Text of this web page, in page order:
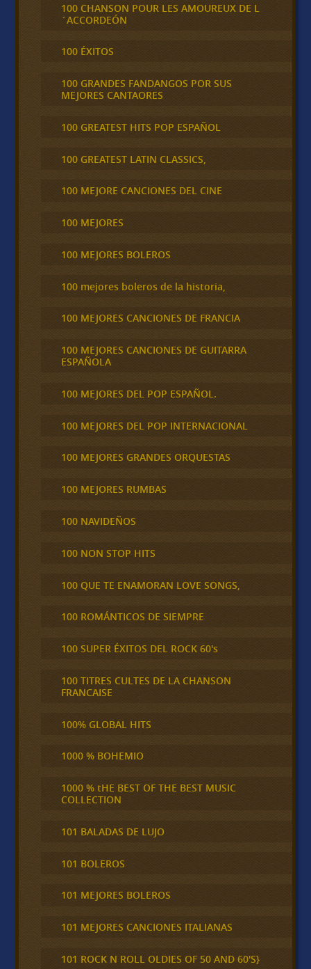
100 CHANSON POUR LES AMOUREUX DE L
´ACCORDEÓN
100 ÉXITOS
100 GRANDES FANDANGOS POR SUS
MEJORES CANTAORES
100 GREATEST HITS POP ESPAÑOL
100 GREATEST LATIN CLASSICS,
100 MEJORE CANCIONES DEL CINE
100 MEJORES
100 MEJORES BOLEROS
100 mejores boleros de la historia,
100 MEJORES CANCIONES DE FRANCIA
100 MEJORES CANCIONES DE GUITARRA
ESPAÑOLA
100 MEJORES DEL POP ESPAÑOL.
100 MEJORES DEL POP INTERNACIONAL
100 MEJORES GRANDES ORQUESTAS
100 MEJORES RUMBAS
100 NAVIDEÑOS
100 NON STOP HITS
100 QUE TE ENAMORAN LOVE SONGS,
100 ROMÁNTICOS DE SIEMPRE
100 SUPER ÉXITOS DEL ROCK 60's
100 TITRES CULTES DE LA CHANSON
FRANCAISE
100% GLOBAL HITS
1000 % BOHEMIO
1000 % tHE BEST OF THE BEST MUSIC
COLLECTION
101 BALADAS DE LUJO
101 BOLEROS
101 MEJORES BOLEROS
101 MEJORES CANCIONES ITALIANAS
101 ROCK N ROLL OLDIES OF 50 AND 60'S}